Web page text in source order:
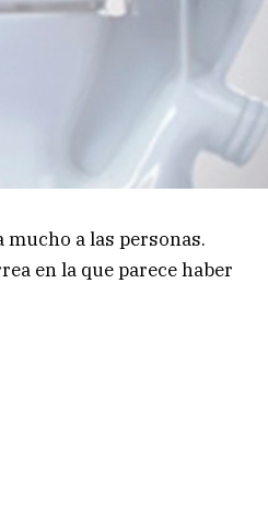
a las personas.
en la que parece haber